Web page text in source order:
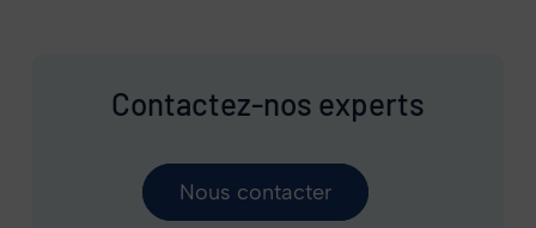
Contactez-nos experts
Nous contacter